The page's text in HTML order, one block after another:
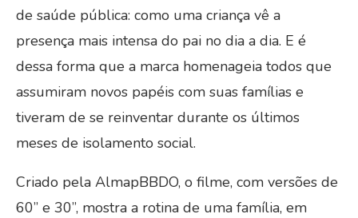
de saúde pública: como uma criança vê a
presença mais intensa do pai no dia a dia. E é
dessa forma que a marca homenageia todos que
assumiram novos papéis com suas famílias e
tiveram de se reinventar durante os últimos
meses de isolamento social.
Criado pela AlmapBBDO, o filme, com versões de
60” e 30”, mostra a rotina de uma família, em